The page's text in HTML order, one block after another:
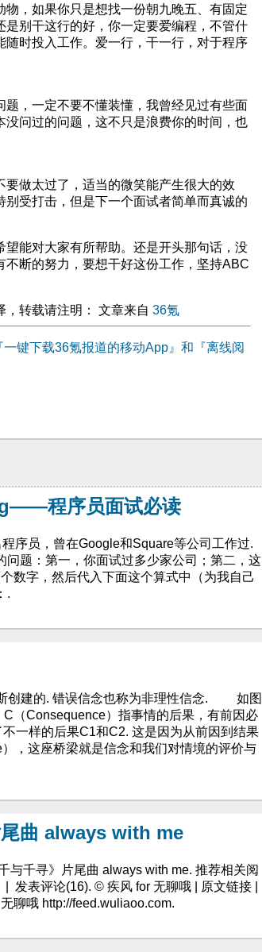
，如果你只是想找一份朝九晚五、有固定
别干这行的好，你一定要爱编程，不管什
时投入工作。爱一行，干一行，对于程序
，一定不要不懂装懂，我曾经见过有些面
问过的问题，这不只是浪费你的时间，也
做太过了，适当的微笑能产生很大的效
受打击，但是下一个面试者简单而真诚的
能对大家有所帮助。还是开头那句话，没
断的努力，要想干好这份工作，坚持ABC
，转载请注明： 文章来自 36氪
键下载36氪报道的移动App』和『离线阅
程序员面试必读
序员，曾在Google和Square等公司工作过.
题：第一，你面试过多少家公司；第二，这
数字，然后代入下面这个算式中（为我自己
.
创建的. 错误信念也称为非理性信念. 如图
（Consequence）指事情的后果，有前因必
一样的后果C1和C2. 这是因为从前因到结果
，这座桥梁就是信念和我们对情境的评价与
曲 always with me
与千寻》片尾曲 always with me. 推荐相关阅
发表评论(16). © 疾风 for 无聊哦 | 原文链接 |
聊哦 http://feed.wuliaoo.com.